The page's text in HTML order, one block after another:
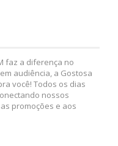
faz a diferença no
audiência, a Gostosa
você! Todos os dias
nossos
promoções e aos